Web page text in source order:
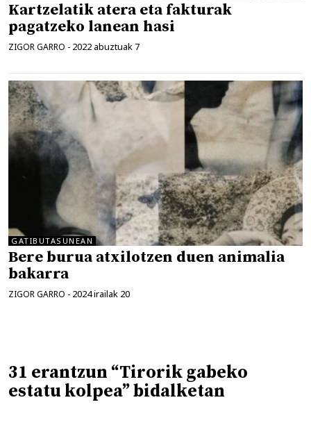
Kartzelatik atera eta fakturak
pagatzeko lanean hasi
ZIGOR GARRO - 2022 abuztuak 7
GATIBUTASUNEAN
Bere burua atxilotzen duen animalia
bakarra
ZIGOR GARRO - 2024 irailak 20
31 erantzun “Tirorik gabeko
estatu kolpea” bidalketan